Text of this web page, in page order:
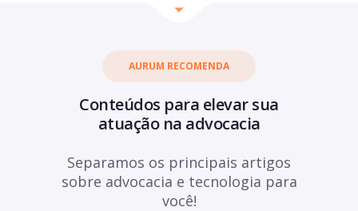
AURUM RECOMENDA
Conteúdos para elevar sua
atuação na advocacia
Separamos os principais artigos
sobre advocacia e tecnologia para
você!